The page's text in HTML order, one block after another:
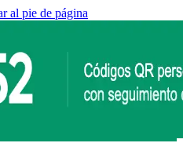
al pie de página